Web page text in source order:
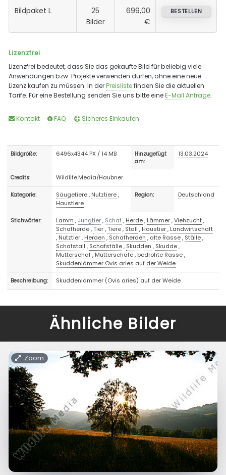
Bildpaket L
25
Bilder
699,00
€
BESTELLEN
Lizenzfrei
Lizenzfrei bedeutet, dass Sie das gekaufte Bild für beliebig viele
Anwendungen bzw. Projekte verwenden dürfen, ohne eine neue
Lizenz kaufen zu müssen. In derPreislistefinden Sie die aktuellen
Tarife. Für eine Bestellung senden Sie uns bitte eineE-Mail Anfrage.
Kontakt FAQ Sicheres Einkaufen
Bildgröße: 6496x4344 PX / 14 MB
Hinzugefügt
am:
13.03.2024
Credits: Wildlife.Media/Haubner
Kategorie: Säugetiere, Nutztiere,
Haustiere
Region: Deutschland
Stichwörter: Lamm ,Jungtier, Schaf, Herde, Lämmer,Viehzucht,
Schafherde,Tier,Tiere, Stall , Haustier, Landwirtschaft
, Nutztier, Herden , Schafherden , alte Rasse, Ställe,
Schafstall , Schafställe, Skudden , Skudde,
Mutterschaf, Mutterschafe, bedrohte Rasse,
Skuddenlämmer Ovis aries auf der Weide
Beschreibung: Skuddenlämmer (Ovis aries) auf der Weide
Ähnliche Bilder
Zoom